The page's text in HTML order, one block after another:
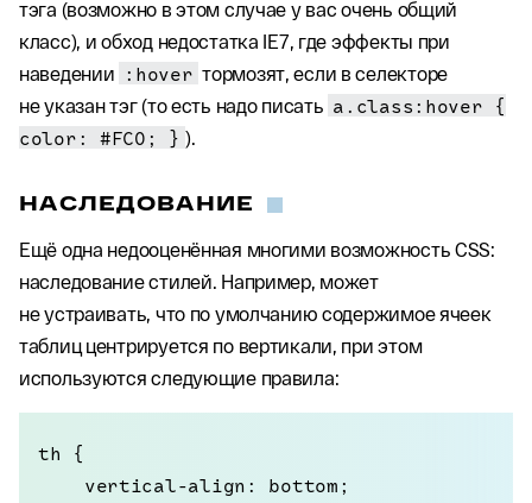
тэга (возможно в этом случае у вас очень общий
класс), и обход недостатка IE7, где эффекты при
наведении
:hover тормозят, если в селекторе
не указан тэг (то есть надо писать a.class:hover {
color: #FC0; } ).
НАСЛЕДОВАНИЕ
Ещё одна недооценённая многими возможность CSS:
наследование стилей. Например, может
не устраивать, что по умолчанию содержимое ячеек
таблиц центрируется по вертикали, при этом
используются следующие правила:
th {
    vertical-align: bottom;